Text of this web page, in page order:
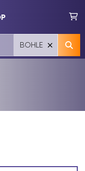
BOHLE